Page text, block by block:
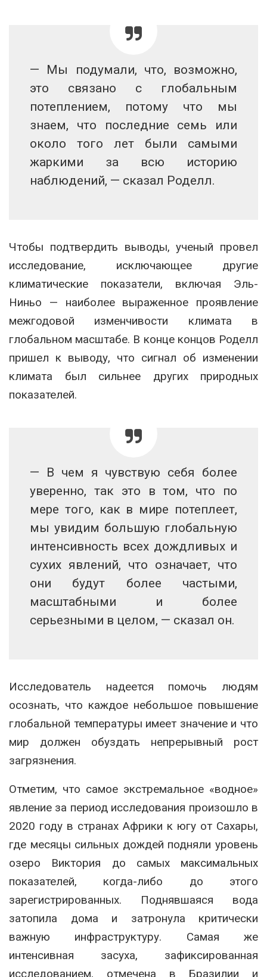
— Мы подумали, что, возможно,
это связано с глобальным
потеплением, потому что мы
знаем, что последние семь или
около того лет были самыми
жаркими за всю историю
наблюдений, — сказал Роделл.
Чтобы подтвердить выводы, ученый провел
исследование, исключающее другие
климатические показатели, включая Эль-
Ниньо — наиболее выраженное проявление
межгодовой изменчивости климата в
глобальном масштабе. В конце концов Роделл
пришел к выводу, что сигнал об изменении
климата был сильнее других природных
показателей.
— В чем я чувствую себя более
уверенно, так это в том, что по
мере того, как в мире потеплеет,
мы увидим большую глобальную
интенсивность всех дождливых и
сухих явлений, что означает, что
они будут более частыми,
масштабными и более
серьезными в целом, — сказал он.
Исследователь надеется помочь людям
осознать, что каждое небольшое повышение
глобальной температуры имеет значение и что
мир должен обуздать непрерывный рост
загрязнения.
Отметим, что самое экстремальное «водное»
явление за период исследования произошло в
2020 году в странах Африки к югу от Сахары,
где месяцы сильных дождей подняли уровень
озеро Виктория до самых максимальных
показателей, когда-либо до этого
зарегистрированных. Поднявшаяся вода
затопила дома и затронула критически
важную инфраструктуру. Самая же
интенсивная засуха, зафиксированная
исследованием, отмечена в Бразилии и